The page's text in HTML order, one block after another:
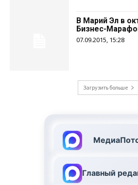
В Марий Эл в
Бизнес-
07.09.2015, 15:28
Загрузить больше
Главный